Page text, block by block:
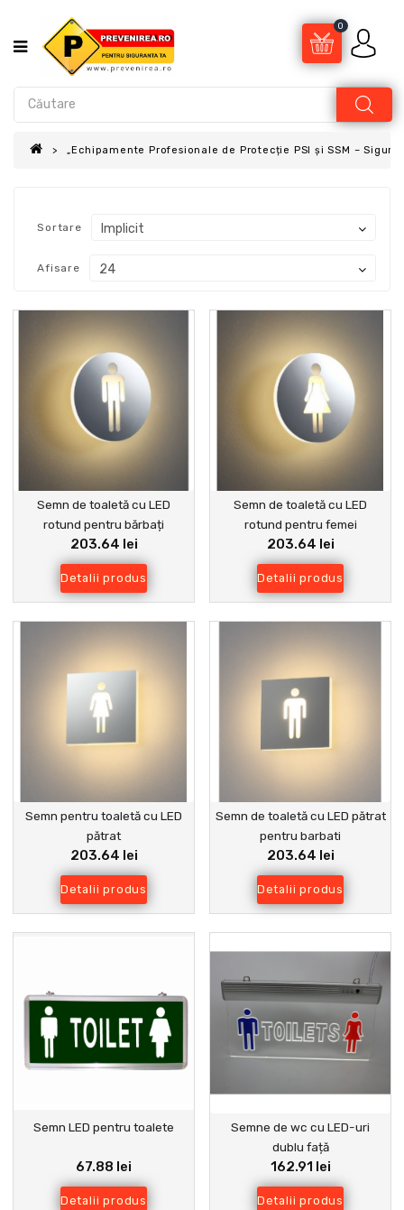
0
„Echipamente Profesionale de Protecție PSI și SSM –
Sortare
Afisare
Semn de toaletă cu LED
rotund pentru bărbați
203.64 lei
Detalii produs
Semn de toaletă cu LED
rotund pentru femei
203.64 lei
Detalii produs
Semn pentru toaletă cu LED
pătrat
203.64 lei
Detalii produs
Semn de toaletă cu LED pătrat
pentru barbati
203.64 lei
Detalii produs
Semn LED pentru toalete
67.88 lei
Detalii produs
Semne de wc cu LED-uri
dublu față
162.91 lei
Detalii produs